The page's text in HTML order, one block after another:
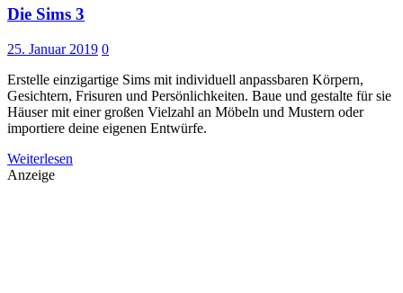
Die Sims 3
25. Januar 2019 0
Erstelle einzigartige Sims mit individuell anpassbaren Körpern,
Gesichtern, Frisuren und Persönlichkeiten. Baue und gestalte für sie
Häuser mit einer großen Vielzahl an Möbeln und Mustern oder
importiere deine eigenen Entwürfe.
Weiterlesen
Anzeige